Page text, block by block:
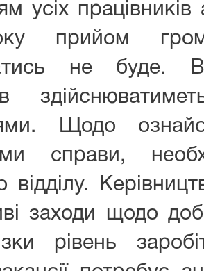
усіх
прийом
не буде.
Щодо
справи,
відділу.
заходи щодо
рівень